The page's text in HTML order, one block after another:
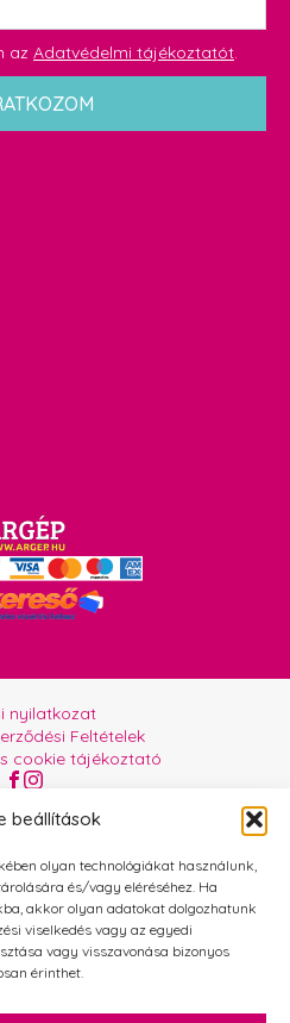
beállítások
olyan technológiákat használunk,
és/vagy eléréséhez. Ha
akkor olyan adatokat dolgozhatunk
viselkedés vagy az egyedi
vagy visszavonása bizonyos
érinthet.
az Adatvédelmi tájékoztatót.
nyilatkozat
Feltételek
cookie tájékoztató